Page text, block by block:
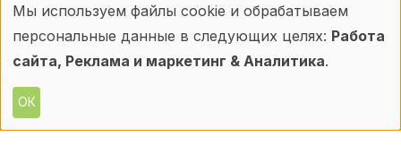
Пользовательское
соглашение
Политика
конфиденциальности
Любое использование материалов с данного
Использование
персональных
данных
и
Мы используем файлы cookie и обрабатываем
персональные данные в следующих целях: Работа
сайта, Реклама и маркетинг & Аналитика.
ОК